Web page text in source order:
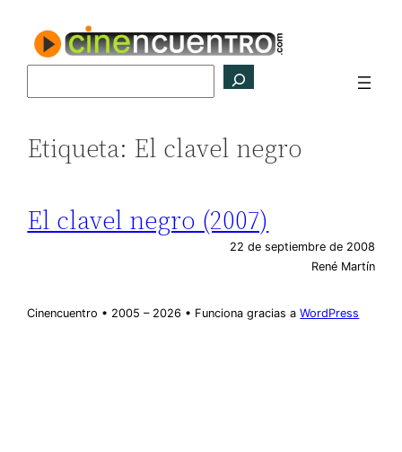
contenido
Etiqueta: El clavel negro
El clavel negro (2007)
22 de septiembre de 2008
René Martín
Cinencuentro • 2005 – 2026 • Funciona gracias aWordPress